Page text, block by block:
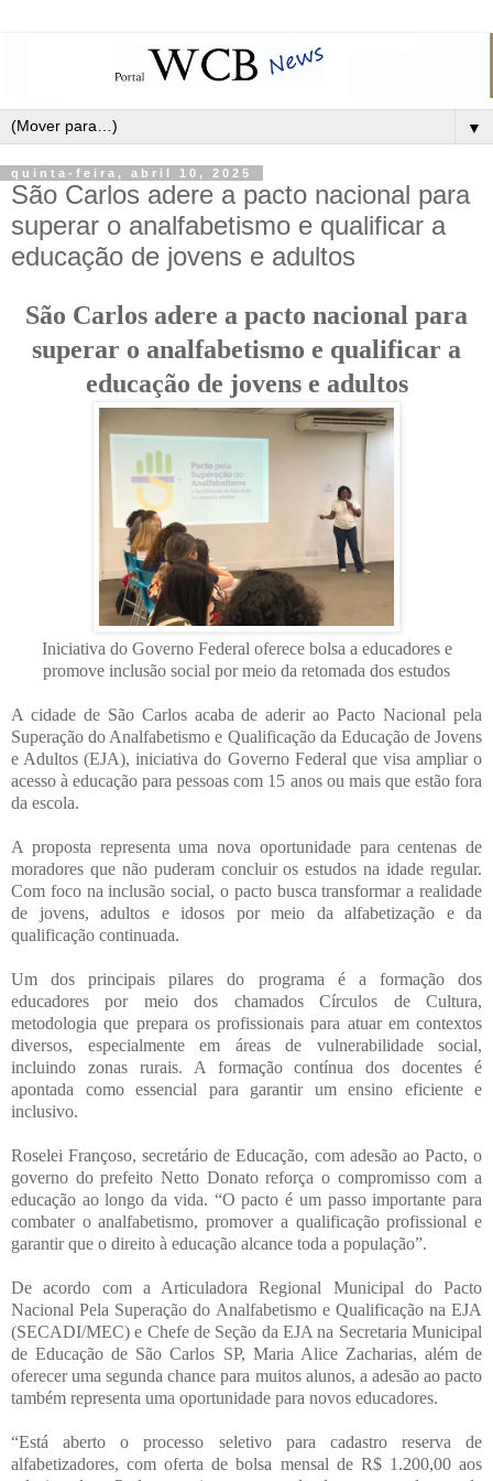
▼
quinta-feira, abril 10, 2025
São Carlos adere a pacto nacional para
superar o analfabetismo e qualificar a
educação de jovens e adultos
São Carlos adere a pacto nacional para
superar o analfabetismo e qualificar a
educação de jovens e adultos
Iniciativa do Governo Federal oferece bolsa a educadores e
promove inclusão social por meio da retomada dos estudos
A cidade de São Carlos acaba de aderir ao Pacto Nacional pela
Superação do Analfabetismo e Qualificação da Educação de Jovens
e Adultos (EJA), iniciativa do Governo Federal que visa ampliar o
acesso à educação para pessoas com 15 anos ou mais que estão fora
da escola.
A proposta representa uma nova oportunidade para centenas de
moradores que não puderam concluir os estudos na idade regular.
Com foco na inclusão social, o pacto busca transformar a realidade
de jovens, adultos e idosos por meio da alfabetização e da
qualificação continuada.
Um dos principais pilares do programa é a formação dos
educadores por meio dos chamados Círculos de Cultura,
metodologia que prepara os profissionais para atuar em contextos
diversos, especialmente em áreas de vulnerabilidade social,
incluindo zonas rurais. A formação contínua dos docentes é
apontada como essencial para garantir um ensino eficiente e
inclusivo.
Roselei Françoso, secretário de Educação, com adesão ao Pacto, o
governo do prefeito Netto Donato reforça o compromisso com a
educação ao longo da vida. “O pacto é um passo importante para
combater o analfabetismo, promover a qualificação profissional e
garantir que o direito à educação alcance toda a população”.
De acordo com a Articuladora Regional Municipal do Pacto
Nacional Pela Superação do Analfabetismo e Qualificação na EJA
(SECADI/MEC) e Chefe de Seção da EJA na Secretaria Municipal
de Educação de São Carlos SP, Maria Alice Zacharias, além de
oferecer uma segunda chance para muitos alunos, a adesão ao pacto
também representa uma oportunidade para novos educadores.
“Está aberto o processo seletivo para cadastro reserva de
alfabetizadores, com oferta de bolsa mensal de R$ 1.200,00 aos